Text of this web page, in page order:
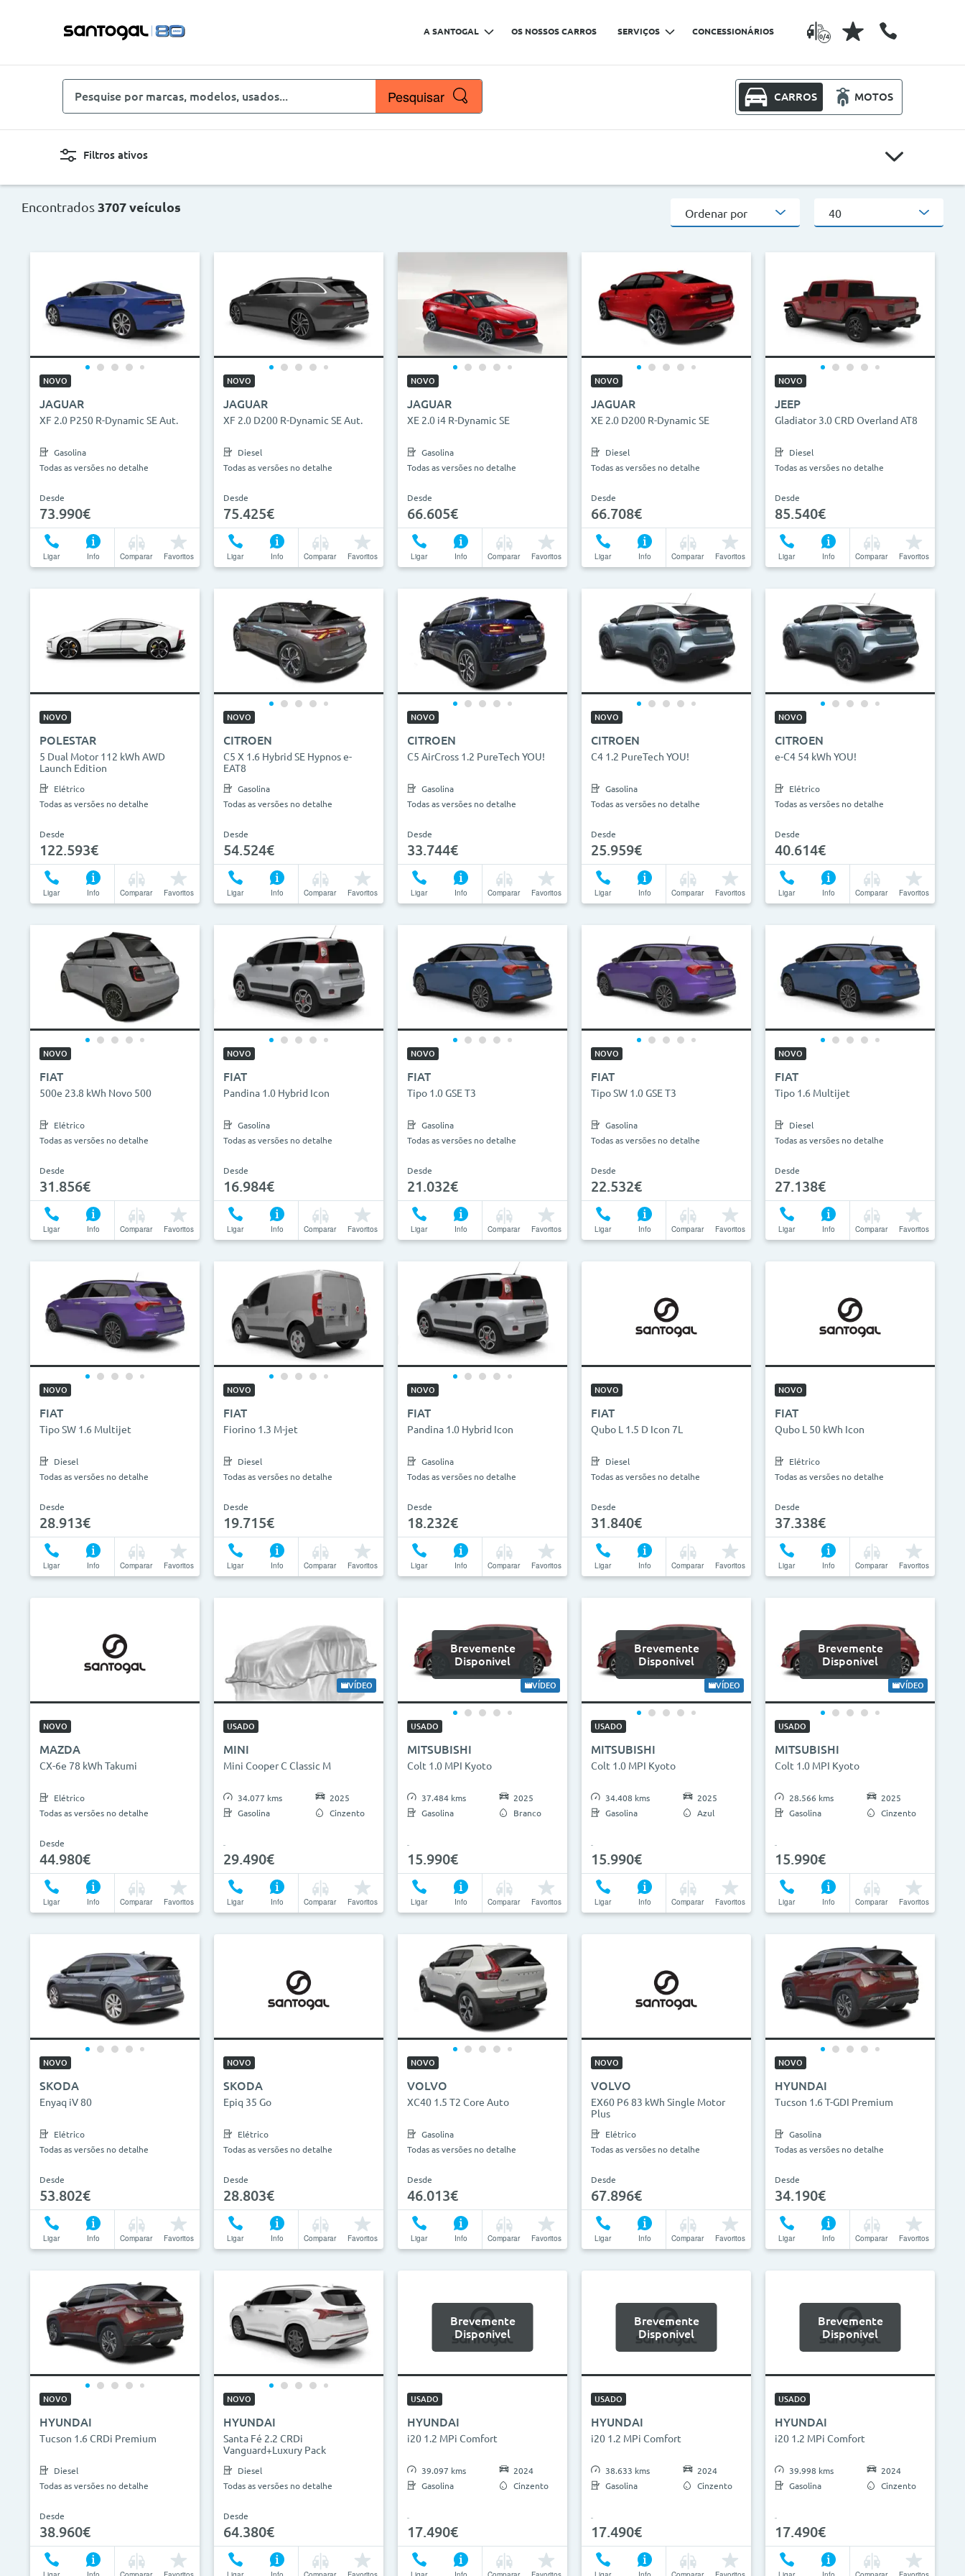
0/4
A SANTOGAL OS NOSSOS CARROS SERVIÇOS CONCESSIONÁRIOS
Pesquise
por
usados...
Pesquisar MOTOS
CARROS
Filtros ativos
Novo, Usado, ... Carroçaria Marcas Modelos
Preço
>
0€ 130.000€
Ano
>
2013 2026
< >
0km 270.000km
CO2
< >
0g/km 300g/km
ID do veículo
Atualizar Resultados
Encontrados 3707 veículos Ordenar por 40
NOVO
JAGUAR
XF 2.0 P250 R-Dynamic SE Aut.
Gasolina
Todas as versões no detalhe
Desde
73.990€
Ligar Info Comparar Favoritos
NOVO
JAGUAR
XF 2.0 D200 R-Dynamic SE Aut.
Diesel
Todas as versões no detalhe
Desde
75.425€
Ligar Info Comparar Favoritos
NOVO
JAGUAR
XE 2.0 i4 R-Dynamic SE
Gasolina
Todas as versões no detalhe
Desde
66.605€
Ligar Info Comparar Favoritos
NOVO
JAGUAR
XE 2.0 D200 R-Dynamic SE
Diesel
Todas as versões no detalhe
Desde
66.708€
Ligar Info Comparar Favoritos
NOVO
JEEP
Gladiator 3.0 CRD Overland AT8
Diesel
Todas as versões no detalhe
Desde
85.540€
Ligar Info Comparar Favoritos
NOVO
POLESTAR
5 Dual Motor 112 kWh AWD
Launch Edition
Elétrico
Todas as versões no detalhe
Desde
122.593€
Ligar Info Comparar Favoritos
NOVO
CITROEN
C5 X 1.6 Hybrid SE Hypnos e-
EAT8
Gasolina
Todas as versões no detalhe
Desde
54.524€
Ligar Info Comparar Favoritos
NOVO
CITROEN
C5 AirCross 1.2 PureTech YOU!
Gasolina
Todas as versões no detalhe
Desde
33.744€
Ligar Info Comparar Favoritos
NOVO
CITROEN
C4 1.2 PureTech YOU!
Gasolina
Todas as versões no detalhe
Desde
25.959€
Ligar Info Comparar Favoritos
NOVO
CITROEN
e-C4 54 kWh YOU!
Elétrico
Todas as versões no detalhe
Desde
40.614€
Ligar Info Comparar Favoritos
NOVO
FIAT
500e 23.8 kWh Novo 500
Elétrico
Todas as versões no detalhe
Desde
31.856€
Ligar Info Comparar Favoritos
NOVO
FIAT
Pandina 1.0 Hybrid Icon
Gasolina
Todas as versões no detalhe
Desde
16.984€
Ligar Info Comparar Favoritos
NOVO
FIAT
Tipo 1.0 GSE T3
Gasolina
Todas as versões no detalhe
Desde
21.032€
Ligar Info Comparar Favoritos
NOVO
FIAT
Tipo SW 1.0 GSE T3
Gasolina
Todas as versões no detalhe
Desde
22.532€
Ligar Info Comparar Favoritos
NOVO
FIAT
Tipo 1.6 Multijet
Diesel
Todas as versões no detalhe
Desde
27.138€
Ligar Info Comparar Favoritos
NOVO
FIAT
Tipo SW 1.6 Multijet
Diesel
Todas as versões no detalhe
Desde
28.913€
Ligar Info Comparar Favoritos
NOVO
FIAT
Fiorino 1.3 M-jet
Diesel
Todas as versões no detalhe
Desde
19.715€
Ligar Info Comparar Favoritos
NOVO
FIAT
Pandina 1.0 Hybrid Icon
Gasolina
Todas as versões no detalhe
Desde
18.232€
Ligar Info Comparar Favoritos
NOVO
FIAT
Qubo L 1.5 D Icon 7L
Diesel
Todas as versões no detalhe
Desde
31.840€
Ligar Info Comparar Favoritos
NOVO
FIAT
Qubo L 50 kWh Icon
Elétrico
Todas as versões no detalhe
Desde
37.338€
Ligar Info Comparar Favoritos
NOVO
MAZDA
CX-6e 78 kWh Takumi
Elétrico
Todas as versões no detalhe
Desde
44.980€
Ligar Info Comparar Favoritos
VÍDEO
USADO
MINI
Mini Cooper C Classic M
34.077 kms
Gasolina
2025
Cinzento
29.490€
Ligar Info Comparar Favoritos
Brevemente
Disponivel
VÍDEO
USADO
MITSUBISHI
Colt 1.0 MPI Kyoto
37.484 kms
Gasolina
2025
Branco
15.990€
Ligar Info Comparar Favoritos
Brevemente
Disponivel
VÍDEO
USADO
MITSUBISHI
Colt 1.0 MPI Kyoto
34.408 kms
Gasolina
2025
Azul
15.990€
Ligar Info Comparar Favoritos
Brevemente
Disponivel
VÍDEO
USADO
MITSUBISHI
Colt 1.0 MPI Kyoto
28.566 kms
Gasolina
2025
Cinzento
15.990€
Ligar Info Comparar Favoritos
NOVO
SKODA
Enyaq iV 80
Elétrico
Todas as versões no detalhe
Desde
53.802€
Ligar Info Comparar Favoritos
NOVO
SKODA
Epiq 35 Go
Elétrico
Todas as versões no detalhe
Desde
28.803€
Ligar Info Comparar Favoritos
NOVO
VOLVO
XC40 1.5 T2 Core Auto
Gasolina
Todas as versões no detalhe
Desde
46.013€
Ligar Info Comparar Favoritos
NOVO
VOLVO
EX60 P6 83 kWh Single Motor
Plus
Elétrico
Todas as versões no detalhe
Desde
67.896€
Ligar Info Comparar Favoritos
NOVO
HYUNDAI
Tucson 1.6 T-GDI Premium
Gasolina
Todas as versões no detalhe
Desde
34.190€
Ligar Info Comparar Favoritos
NOVO
HYUNDAI
Tucson 1.6 CRDi Premium
Diesel
Todas as versões no detalhe
Desde
38.960€
NOVO
HYUNDAI
Santa Fé 2.2 CRDi
Vanguard+Luxury Pack
Diesel
Todas as versões no detalhe
Desde
64.380€
Brevemente
Disponivel
USADO
HYUNDAI
i20 1.2 MPi Comfort
39.097 kms
Gasolina
2024
Cinzento
17.490€
Brevemente
Disponivel
USADO
HYUNDAI
i20 1.2 MPi Comfort
38.633 kms
Gasolina
2024
Cinzento
17.490€
Brevemente
Disponivel
USADO
HYUNDAI
i20 1.2 MPi Comfort
39.998 kms
Gasolina
2024
Cinzento
17.490€